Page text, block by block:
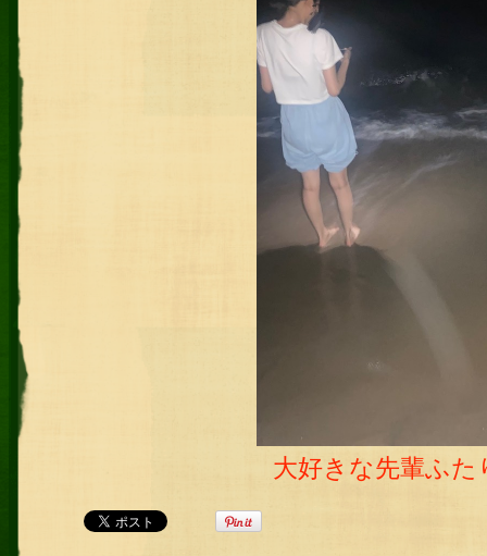
大好きな先輩ふた